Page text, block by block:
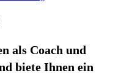
als Coach und
biete Ihnen ein